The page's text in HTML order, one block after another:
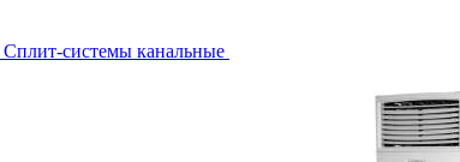
Сплит-системы канальные